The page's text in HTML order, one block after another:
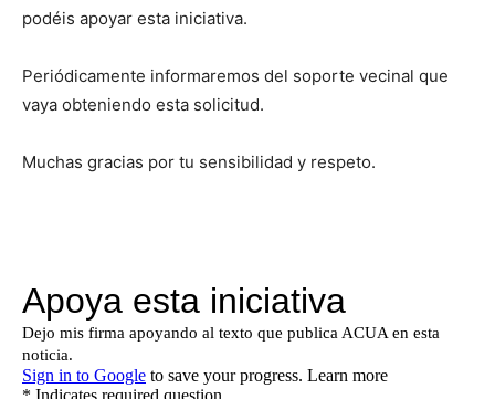
podéis apoyar esta iniciativa.
Periódicamente informaremos del soporte vecinal que
vaya obteniendo esta solicitud.
Muchas gracias por tu sensibilidad y respeto.